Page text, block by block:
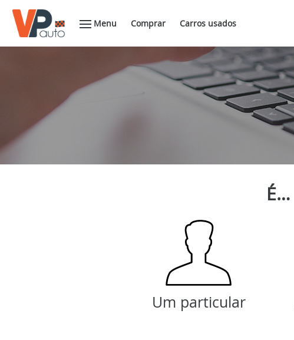
Menu Comprar Carros usados
É…
Um particular